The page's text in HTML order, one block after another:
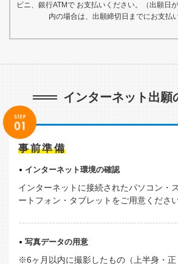
ビニ、銀行ATMで お支払いください。（出願日
内の場合は、出願締切日までにお支払
インターネット出願
事前準備
インターネット環境の確認
インターネットに接続されたパソコン・
ートフォン・タブレットをご用意ください
写真データの用意
※6ヶ月以内に撮影したもの（上半身・正